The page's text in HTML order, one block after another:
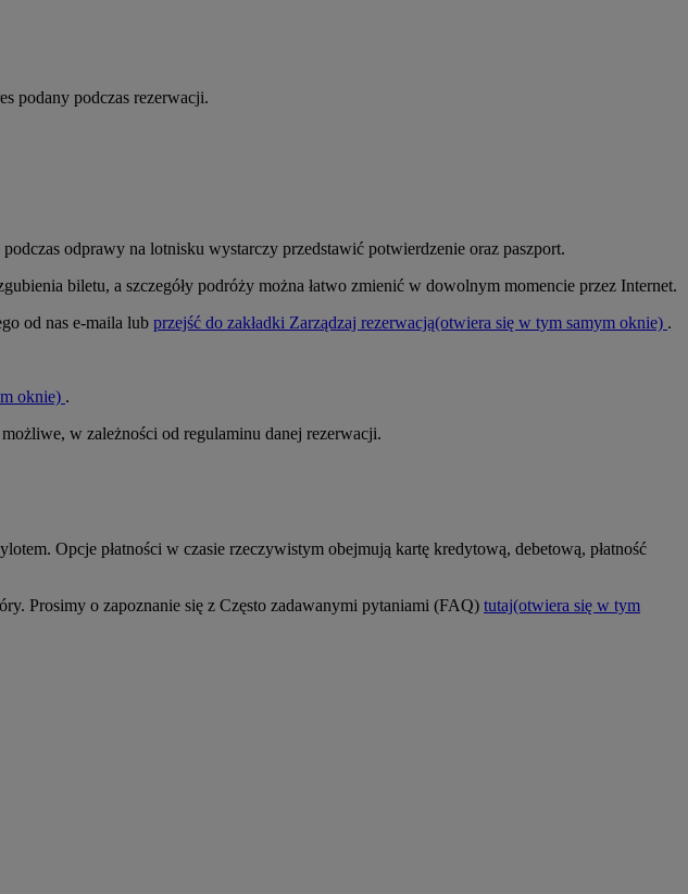
podany podczas rezerwacji.
odprawy na lotnisku wystarczy przedstawić potwierdzenie oraz paszport.
biletu, a szczegóły podróży można łatwo zmienić w dowolnym momencie przez Internet.
od nas e-maila lub przejść do zakładki Zarządzaj rezerwacją(otwiera się w tym samym oknie) .
oknie) .
w zależności od regulaminu danej rezerwacji.
Opcje płatności w czasie rzeczywistym obejmują kartę kredytową, debetową, płatność
Prosimy o zapoznanie się z Często zadawanymi pytaniami (FAQ) tutaj(otwiera się w tym